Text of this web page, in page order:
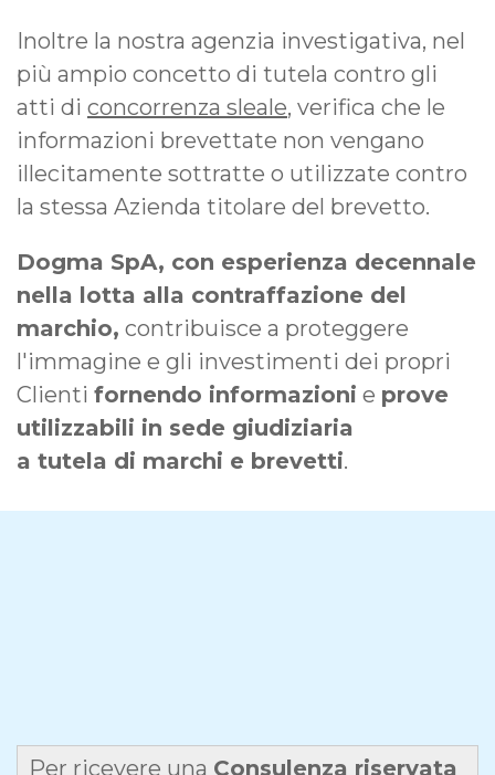
Inoltre la nostra agenzia investigativa, nel
più ampio concetto di tutela contro gli
atti di concorrenza sleale, verifica che le
informazioni brevettate non vengano
illecitamente sottratte o utilizzate contro
la stessa Azienda titolare del brevetto.
Dogma SpA, con esperienza decennale
nella lotta alla contraffazione del
marchio, contribuisce a proteggere
l'immagine e gli investimenti dei propri
Clienti fornendo informazioni e prove
utilizzabili in sede giudiziaria
a tutela di marchi e brevetti.
Per ricevere una Consulenza riservata